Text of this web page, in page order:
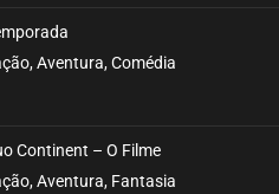
Aventura, Comédia
Continent – O Filme
Aventura, Fantasia